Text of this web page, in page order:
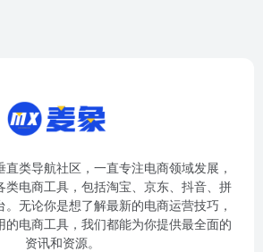
类导航社区，一直专注电商领域发展，
类电商工具，包括淘宝、京东、抖音、拼
无论你是想了解最新的电商运营技巧，
的电商工具，我们都能为你提供最全面的
资讯和资源。